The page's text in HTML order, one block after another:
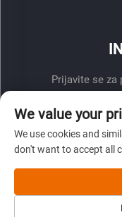
Prijavite se za
We value your
We use cookies and
don't want to accept all